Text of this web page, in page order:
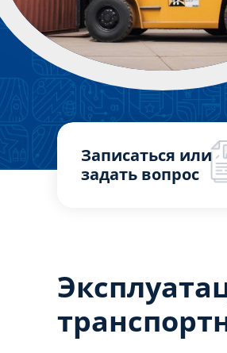
Записаться или
задать вопрос